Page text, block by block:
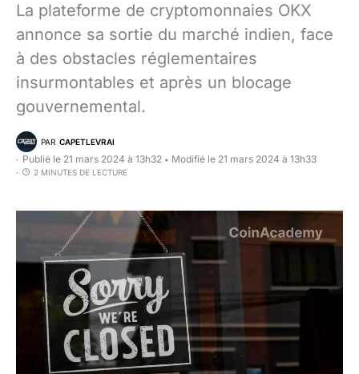
La plateforme de cryptomonnaies OKX
annonce sa sortie du marché indien, face
à des obstacles réglementaires
insurmontables et après un blocage
gouvernemental.
PAR CAPETLEVRAI
Publié le 21 mars 2024 à 13h32 • Modifié le 21 mars 2024 à 13h33
2 MINUTES DE LECTURE